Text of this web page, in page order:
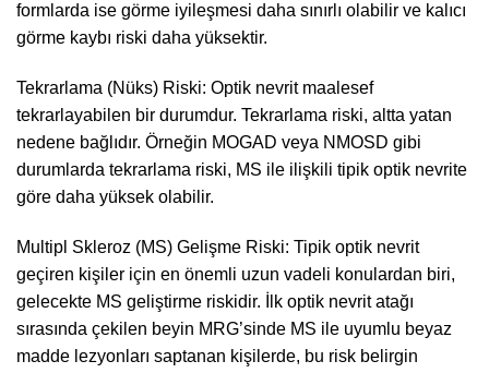
formlarda ise görme iyileşmesi daha sınırlı olabilir ve kalıcı
görme kaybı riski daha yüksektir.
Tekrarlama (Nüks) Riski: Optik nevrit maalesef
tekrarlayabilen bir durumdur. Tekrarlama riski, altta yatan
nedene bağlıdır. Örneğin MOGAD veya NMOSD gibi
durumlarda tekrarlama riski, MS ile ilişkili tipik optik nevrite
göre daha yüksek olabilir.
Multipl Skleroz (MS) Gelişme Riski: Tipik optik nevrit
geçiren kişiler için en önemli uzun vadeli konulardan biri,
gelecekte MS geliştirme riskidir. İlk optik nevrit atağı
sırasında çekilen beyin MRG’sinde MS ile uyumlu beyaz
madde lezyonları saptanan kişilerde, bu risk belirgin